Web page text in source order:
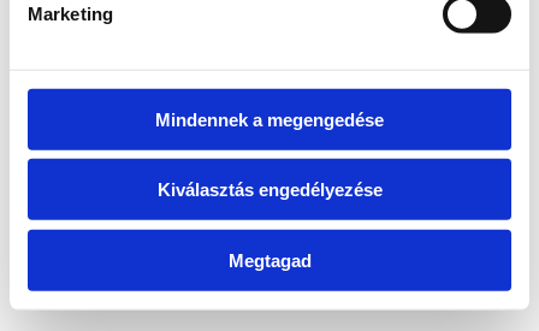
Marketing
Mindennek a megengedése
Kiválasztás engedélyezése
Megtagad